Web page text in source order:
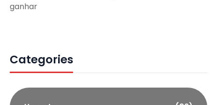
ganhar
Categories